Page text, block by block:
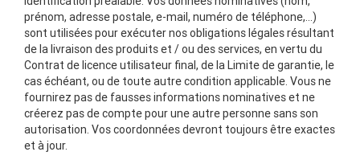
prénom, adresse postale, e-mail, numéro de téléphone,...)
sont utilisées pour exécuter nos obligations légales résultant
de la livraison des produits et / ou des services, en vertu du
Contrat de licence utilisateur final, de la Limite de garantie, le
cas échéant, ou de toute autre condition applicable. Vous ne
fournirez pas de fausses informations nominatives et ne
créerez pas de compte pour une autre personne sans son
autorisation. Vos coordonnées devront toujours être exactes
et à jour.